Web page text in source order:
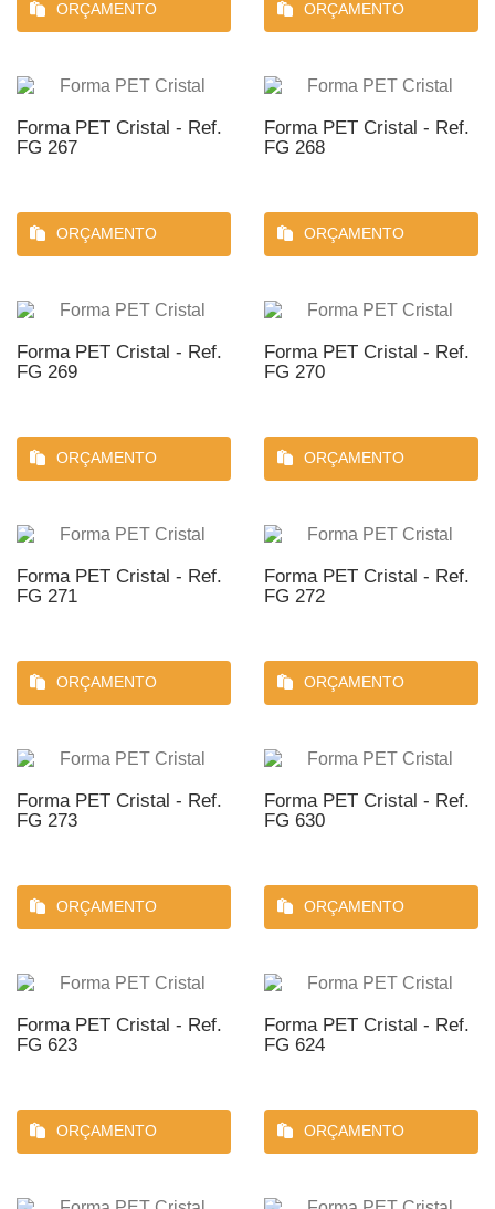
ORÇAMENTO ORÇAMENTO
Forma PET Cristal - Ref.
FG 267
ORÇAMENTO
Forma PET Cristal - Ref.
FG 268
ORÇAMENTO
Forma PET Cristal - Ref.
FG 269
ORÇAMENTO
Forma PET Cristal - Ref.
FG 270
ORÇAMENTO
Forma PET Cristal - Ref.
FG 271
ORÇAMENTO
Forma PET Cristal - Ref.
FG 272
ORÇAMENTO
Forma PET Cristal - Ref.
FG 273
ORÇAMENTO
Forma PET Cristal - Ref.
FG 630
ORÇAMENTO
Forma PET Cristal - Ref.
FG 623
ORÇAMENTO
Forma PET Cristal - Ref.
FG 624
ORÇAMENTO